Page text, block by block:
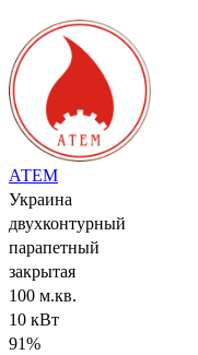
АТЕМ
Украина
двухконтурный
парапетный
закрытая
100 м.кв.
10 кВт
91%